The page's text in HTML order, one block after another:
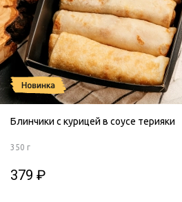
Блинчики с курицей в соусе терияки
350 г
379 ₽